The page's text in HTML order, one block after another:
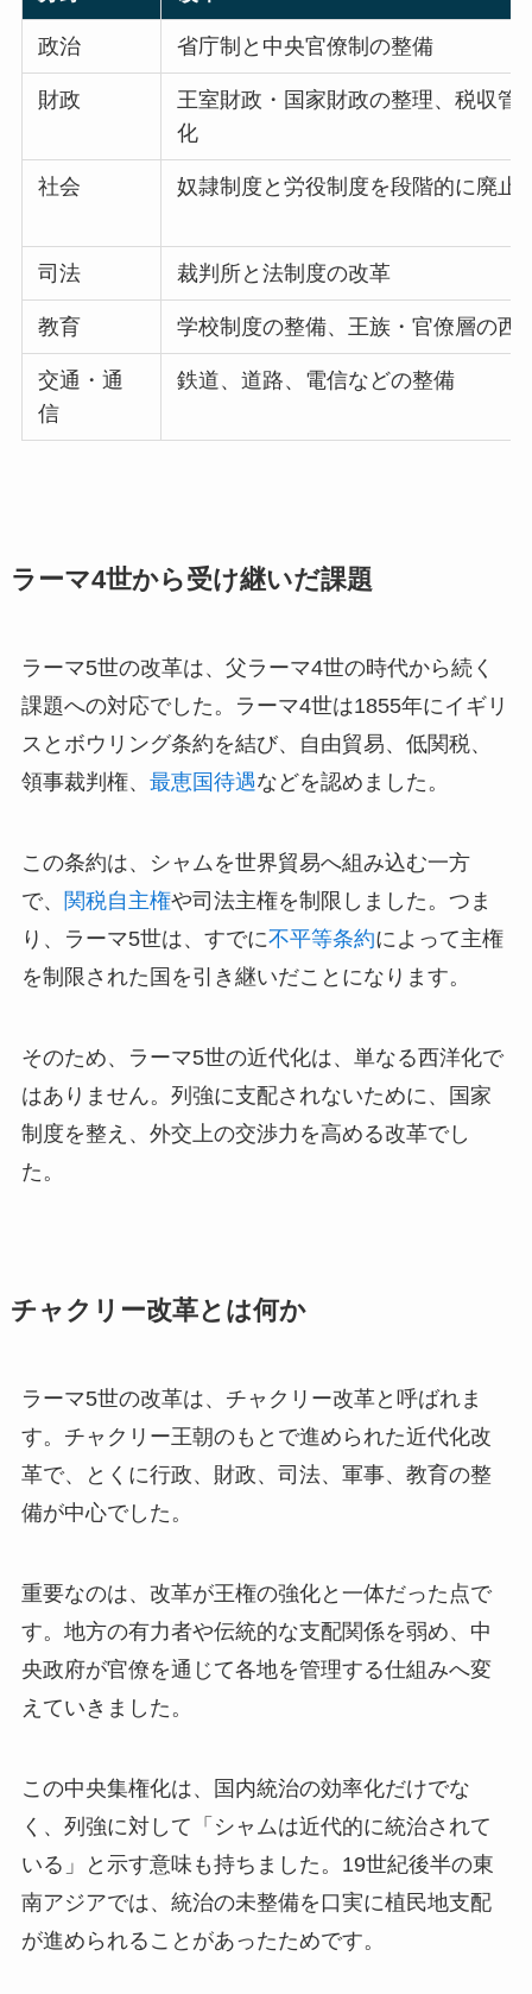
政治 省庁制と中央官僚制の整備
財政
王室財政・国家財政の整理、税収管
化
社会 奴隷制度と労役制度を段階的に廃止
司法 裁判所と法制度の改革
教育 学校制度の整備、王族・官僚層の西
交通・通
信
鉄道、道路、電信などの整備
ラーマ4世から受け継いだ課題
ラーマ5世の改革は、父ラーマ4世の時代から続く
課題への対応でした。ラーマ4世は1855年にイギリ
スとボウリング条約を結び、自由貿易、低関税、
領事裁判権、 最恵国待遇などを認めました。
この条約は、シャムを世界貿易へ組み込む一方
で、
関税自主権や司法主権を制限しました。つま
り、ラーマ5世は、すでに不平等条約によって主権
を制限された国を引き継いだことになります。
そのため、ラーマ5世の近代化は、単なる西洋化で
はありません。列強に支配されないために、国家
制度を整え、外交上の交渉力を高める改革でし
た。
チャクリー改革とは何か
ラーマ5世の改革は、チャクリー改革と呼ばれま
す。チャクリー王朝のもとで進められた近代化改
革で、とくに行政、財政、司法、軍事、教育の整
備が中心でした。
重要なのは、改革が王権の強化と一体だった点で
す。地方の有力者や伝統的な支配関係を弱め、中
央政府が官僚を通じて各地を管理する仕組みへ変
えていきました。
この中央集権化は、国内統治の効率化だけでな
く、列強に対して「シャムは近代的に統治されて
いる」と示す意味も持ちました。19世紀後半の東
南アジアでは、統治の未整備を口実に植民地支配
が進められることがあったためです。